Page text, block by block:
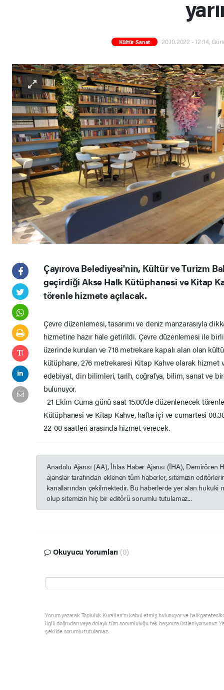
Kültür-Sanat 20.10.2022 - 12:14,
Çayırova Belediyesi'nin, Kültür ve Turizm
geçirdiği Akse Halk Kütüphanesi ve Kitap
törenle hizmete açılacak.
Çevre düzenlemesi, tasarımı ve deniz manzarasıyla
hizmetine hazır hale getirildi. Çevre düzenlemesi ile
üzerinde kurulan ve 718 metrekare kapalı alan olan
kütüphane, 276 metrekaresi Kitap Kahve olarak hizmet
edebiyat, din bilimleri, tarih, coğrafya, bilim, sanat ve
bulunuyor.
21 Ekim Cuma günü saat 15.00’de düzenlenecek
Kütüphanesi ve Kitap Kahve, hafta içi ve cumartesi
22-00 saatleri arasında hizmet verecek.
Anadolu Ajansı (AA), İhlas Haber Ajansı (İHA), Demirören
ajanslar tarafından eklenen tüm haberler, sitemizin
kanallarından çekilmektedir. Bu haberlerde yer alan hukuki
olup sitemizin hiç bir editörü sorumlu tutulamaz...
Okuyucu Yorumları (0)
Yorum yazarak Topluluk Kuralları’nı kabul etmiş bulunuyor ve
ilgili doğrudan veya dolaylı tüm sorumluluğu tek başınıza üstleniyorsunuz.
şekilde sorumlu tutulamaz.